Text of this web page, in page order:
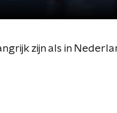
zijn als in